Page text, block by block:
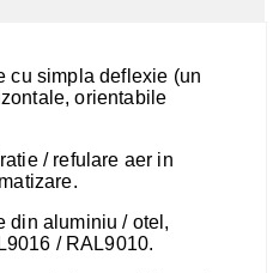
cu simpla deflexie (un
orientabile
/ refulare aer in
din aluminiu / otel,
/ RAL9010.